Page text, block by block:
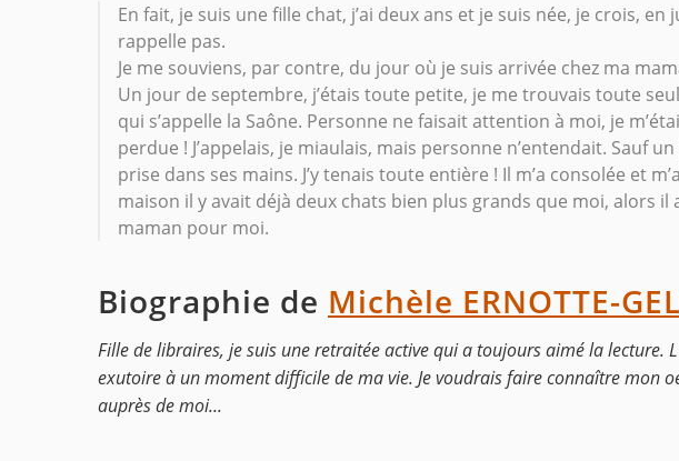
En fait, je suis une fille chat, j’ai deux ans et je suis née, je crois, en
rappelle pas.
Je me souviens, par contre, du jour où je suis arrivée chez ma
Un jour de septembre, j’étais toute petite, je me trouvais toute
qui s’appelle la Saône. Personne ne faisait attention à moi, je
perdue ! J’appelais, je miaulais, mais personne n’entendait. Sauf
prise dans ses mains. J’y tenais toute entière ! Il m’a consolée et
maison il y avait déjà deux chats bien plus grands que moi, alors il
maman pour moi.
Biographie de Michèle ERNOTTE-
Fille de libraires, je suis une retraitée active qui a toujours aimé la lecture.
exutoire à un moment difficile de ma vie. Je voudrais faire connaître mon
auprès de moi...